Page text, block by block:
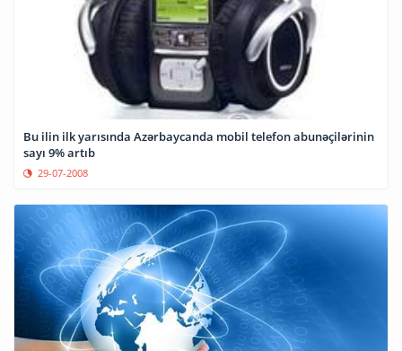
Bu ilin ilk yarısında Azərbaycanda mobil telefon abunəçilərinin
sayı 9% artıb
29-07-2008